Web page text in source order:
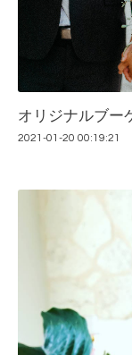
オリジナルブー
2021-01-20 00:19:21